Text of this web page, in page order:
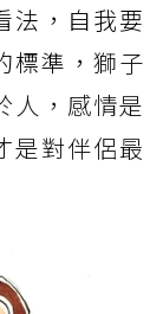
法，自我要
標準，獅子
人，感情是
是對伴侶最